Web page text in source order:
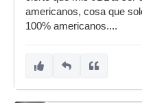
americanos, cosa que
100% americanos....